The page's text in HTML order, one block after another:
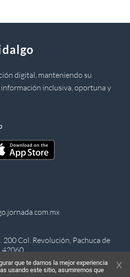
digital, manteniendo su
inclusiva, oportuna y
200 Col. Revolución, Pachuca de
42060
que te damos la mejor experiencia
usando este sitio, asumiremos que